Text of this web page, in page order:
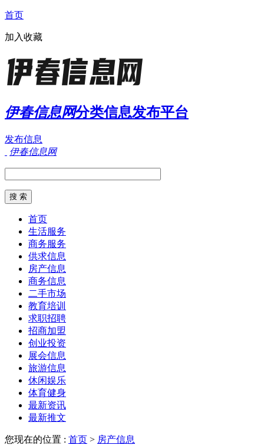
首页
加入收藏
伊春信息网分类信息发布平台
发布信息
伊春信息网
首页
生活服务
商务服务
供求信息
房产信息
商务信息
二手市场
教育培训
求职招聘
招商加盟
创业投资
展会信息
旅游信息
休闲娱乐
体育健身
最新资讯
最新推文
您现在的位置 : 首页 > 房产信息